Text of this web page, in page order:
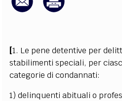
[1. Le pene detentive per
stabilimenti speciali, per
categorie di condannati:
1) delinquenti abituali o